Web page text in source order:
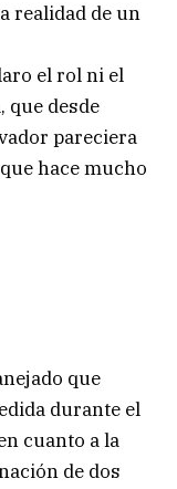
realidad de un
el rol ni el
que desde
pareciera
hace mucho
que
durante el
cuanto a la
de dos